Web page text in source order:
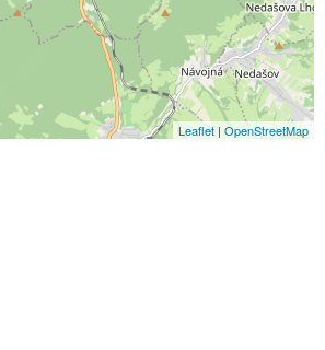
Leaflet | OpenStreetMap